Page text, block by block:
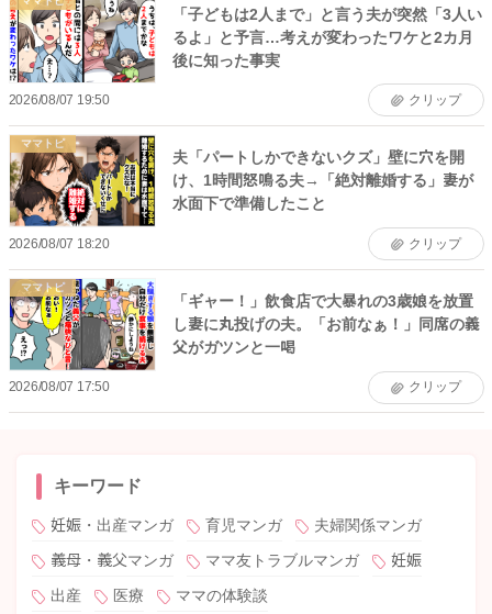
「子どもは2人まで」と言う夫が突然「3人い
るよ」と予言…考えが変わったワケと2カ月
後に知った事実
2026/08/07 19:50 クリップ
ママトピ
夫「パートしかできないクズ」壁に穴を開
け、1時間怒鳴る夫→「絶対離婚する」妻が
水面下で準備したこと
2026/08/07 18:20 クリップ
ママトピ
「ギャー！」飲食店で大暴れの3歳娘を放置
し妻に丸投げの夫。「お前なぁ！」同席の義
父がガツンと一喝
2026/08/07 17:50 クリップ
キーワード
妊娠・出産マンガ 育児マンガ
夫婦関係マンガ
義母・義父マンガ
ママ友トラブルマンガ
妊娠
出産
医療 ママの体験談